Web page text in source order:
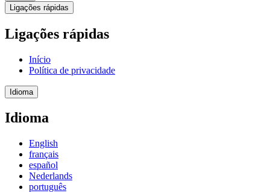
Ligações rápidas
Ligações rápidas
Início
Política de privacidade
Idioma
Idioma
English
français
español
Nederlands
português